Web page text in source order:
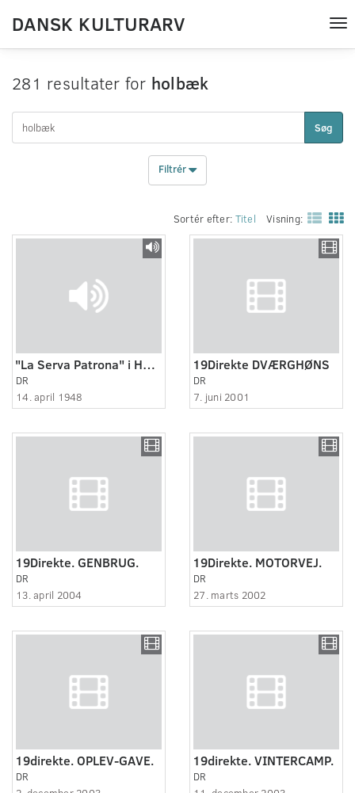
DANSK KULTURARV
281 resultater for holbæk
Søg
Filtrér
Sortér efter: Titel Visning:
"La Serva Patrona" i Holbæk
DR
14. april 1948
19Direkte DVÆRGHØNS
DR
7. juni 2001
19Direkte. GENBRUG.
DR
13. april 2004
19Direkte. MOTORVEJ.
DR
27. marts 2002
19direkte. OPLEV-GAVE.
DR
19direkte. VINTERCAMP.
DR